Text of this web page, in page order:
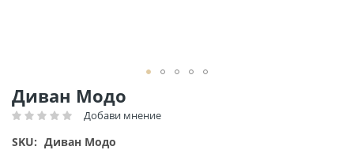
Диван Модо
Рейтинг: Добави мнение
SKU Диван Модо
Преминете
към
началото
на
галерия